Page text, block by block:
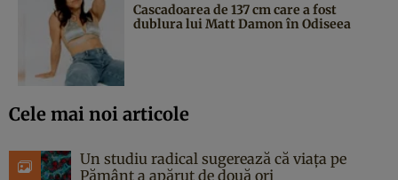
Cascadoarea de 137 cm care a fost
dublura lui Matt Damon în Odiseea
Cele mai noi articole
Un studiu radical sugerează că viața pe
Pământ a apărut de două ori